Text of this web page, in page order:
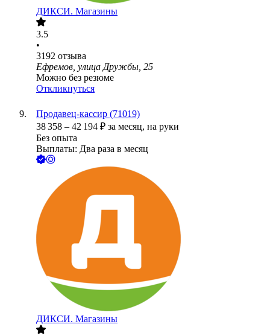
ДИКСИ. Магазины
3.5
•
3192 отзыва
Ефремов, улица Дружбы, 25
Можно без резюме
Откликнуться
Продавец-кассир (71019)
38 358 – 42 194 ₽ за месяц, на руки
Без опыта
Выплаты: Два раза в месяц
ДИКСИ. Магазины